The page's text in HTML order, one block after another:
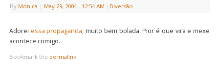
By Monica | May 29, 2004 - 12:54 AM | Diversão
Adorei essa propaganda, muito bem bolada. Pior é que vira e mexe
acontece comigo.
Bookmark the permalink.